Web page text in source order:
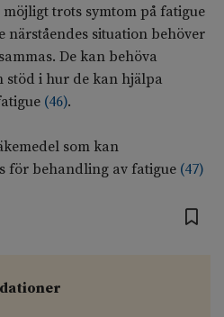
möjligt trots symtom på fatigue
närståendes situation behöver
De kan behöva
i hur de kan hjälpa
(46).
som kan
för behandling av fatigue (47)